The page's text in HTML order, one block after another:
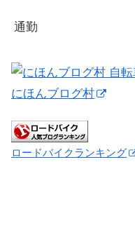
通勤
にほんブログ村
ロードバイクランキング